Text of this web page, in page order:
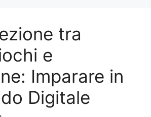
tra
e
Imparare in
Digitale